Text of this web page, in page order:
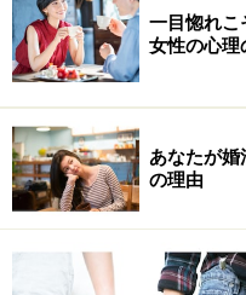
一目惚れこ
女性の心理
あなたが
の理由